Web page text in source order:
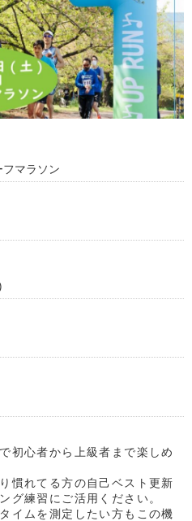
マラソン
初心者から上級者まで楽しめ
慣れてる方の自己ベスト更新
グ練習にご活用ください。
イムを測定したい方もこの機